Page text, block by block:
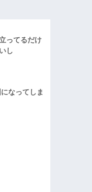
ってるだけ
し
なってしま